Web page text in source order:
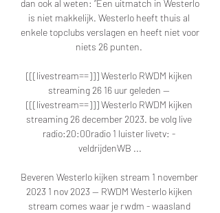
dan ook al weten: “Een uitmatch in Westerlo
is niet makkelijk. Westerlo heeft thuis al
enkele topclubs verslagen en heeft niet voor
niets 26 punten.
[[[livestream==]]] Westerlo RWDM kijken
streaming 26 16 uur geleden —
[[[livestream==]]] Westerlo RWDM kijken
streaming 26 december 2023. be volg live
radio:20:00radio 1 luister livetv: -
veldrijdenWB ...
Beveren Westerlo kijken stream 1 november
2023 1 nov 2023 — RWDM Westerlo kijken
stream comes waar je rwdm - waasland